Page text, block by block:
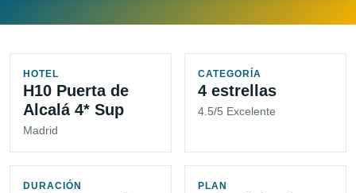
HOTEL
H10 Puerta de
Alcalá 4* Sup
Madrid
CATEGORÍA
4 estrellas
4.5/5 Excelente
DURACIÓN PLAN